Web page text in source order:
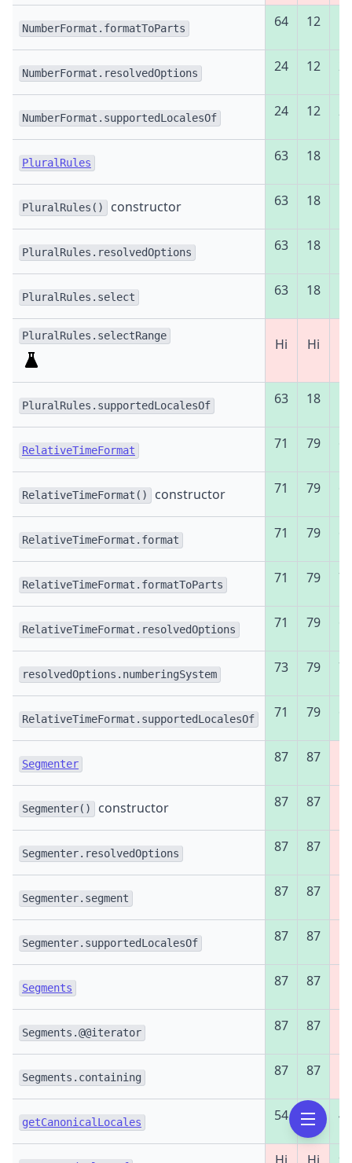
NumberFormat.formatToParts 64 12
NumberFormat.resolvedOptions 24 12 29
NumberFormat.supportedLocalesOf 24 12 29
PluralRules 63 18
PluralRules() constructor 63 18
PluralRules.resolvedOptions 63 18
PluralRules.select 63 18
PluralRules.selectRange Ні Ні
PluralRules.supportedLocalesOf 63 18
RelativeTimeFormat 71 79
RelativeTimeFormat() constructor 71 79
RelativeTimeFormat.format 71 79
RelativeTimeFormat.formatToParts 71 79 70
RelativeTimeFormat.resolvedOptions 71 79
resolvedOptions.numberingSystem 73 79 70
RelativeTimeFormat.supportedLocalesOf 71 79
Segmenter 87 87
Segmenter() constructor 87 87
Segmenter.resolvedOptions 87 87
Segmenter.segment 87 87
Segmenter.supportedLocalesOf 87 87
Segments 87 87
Segments.@@iterator 87 87
Segments.containing 87 87
getCanonicalLocales 54 16 48